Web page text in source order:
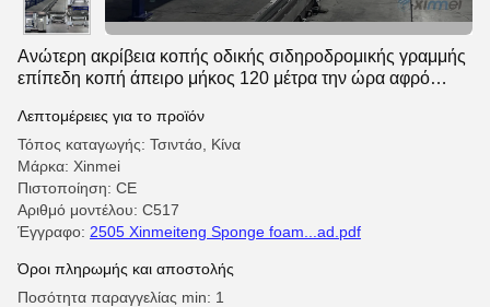
Ανώτερη ακρίβεια κοπής οδικής σιδηροδρομικής γραμμής
επίπεδη κοπή άπειρο μήκος 120 μέτρα την ώρα αφρό
Λεπτομέρειες για το προϊόν
Τόπος καταγωγής: Τσιντάο, Κίνα
Μάρκα: Xinmei
Πιστοποίηση: CE
Αριθμό μοντέλου: C517
Έγγραφο: 2505 Xinmeiteng Sponge foam...ad.pdf
Όροι πληρωμής και αποστολής
Ποσότητα παραγγελίας min: 1